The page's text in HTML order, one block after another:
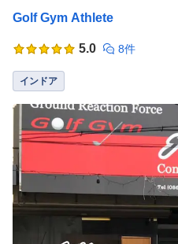
Golf Gym Athlete
5.0 8件
インドア